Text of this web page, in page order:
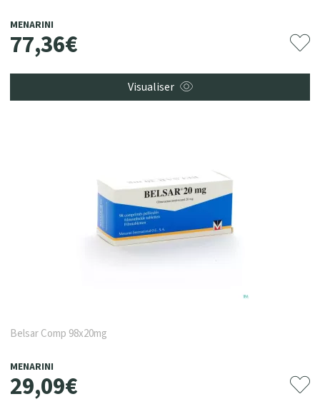
MENARINI
77,36€
Visualiser
Belsar Comp 98x20mg
MENARINI
29,09€